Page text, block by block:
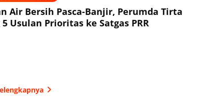
Air Bersih Pasca-Banjir, Perumda Tirta
Usulan Prioritas ke Satgas PRR